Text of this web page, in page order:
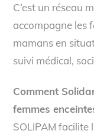
C’est un réseau
accompagne les
mamans en
suivi médical,
Comment
femmes
SOLIPAM facilite